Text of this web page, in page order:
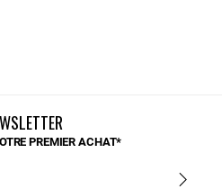
PREMIER ACHAT*